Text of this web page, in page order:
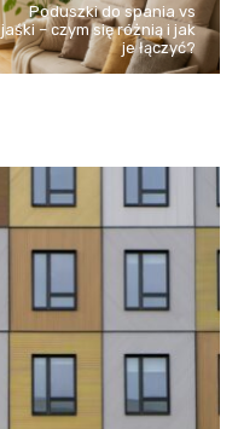
Poduszki do spania vs
jaśki – czym się różnią i jak
je łączyć?